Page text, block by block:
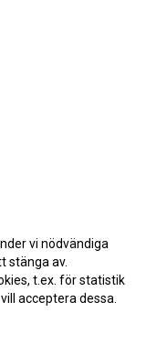
vi nödvändiga
stänga av.
t.ex. för statistik
acceptera dessa.